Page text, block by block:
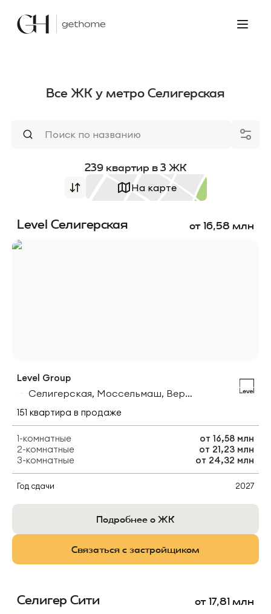
Все ЖК у метро Селигерская
239 квартир в 3ЖК
На карте
Level Селигерская от 16,58 млн
Level Group
Селигерская, Моссельмаш, Верхние Лихоборы
151 квартира в продаже
1-комнатные от 16,58 млн
2-комнатные
от 21,23 млн
3-комнатные
от 24,32 млн
Год сдачи 2027
Подробнее о ЖК
Связаться с застройщиком
Селигер Сити от 17,81 млн